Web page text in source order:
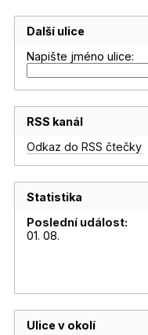
Další ulice
Napište jméno ulice:
RSS kanál
Odkaz do RSS čtečky
Statistika
Poslední událost:
01. 08.
Ulice v okolí